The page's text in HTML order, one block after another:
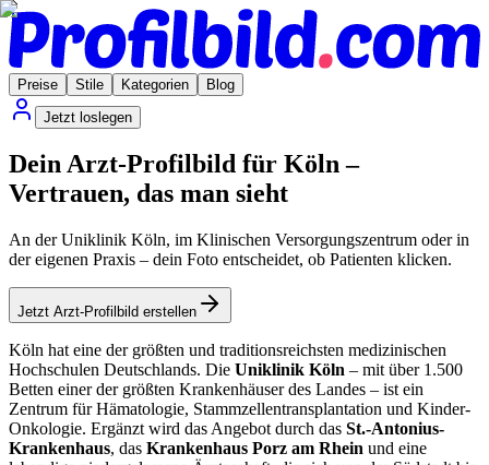
Preise Stile Kategorien
Blog
Jetzt loslegen
Dein Arzt-Profilbild für Köln –
Vertrauen, das man sieht
An der Uniklinik Köln, im Klinischen Versorgungszentrum oder in
der eigenen Praxis – dein Foto entscheidet, ob Patienten klicken.
Jetzt Arzt-Profilbild erstellen
Köln hat eine der größten und traditionsreichsten medizinischen
Hochschulen Deutschlands. Die Uniklinik Köln – mit über 1.500
Betten einer der größten Krankenhäuser des Landes – ist ein
Zentrum für Hämatologie, Stammzellentransplantation und Kinder-
Onkologie. Ergänzt wird das Angebot durch das St.-Antonius-
Krankenhaus, das Krankenhaus Porz am Rhein und eine